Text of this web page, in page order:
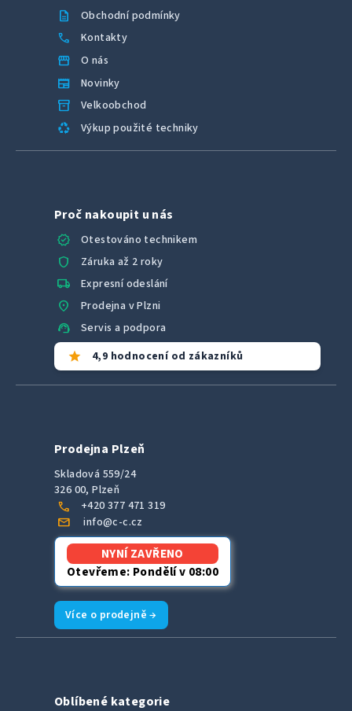
description Obchodní podmínky
call Kontakty
storefront O nás
newspaper Novinky
inventory_2 Velkoobchod
recycling Výkup použité techniky
Proč nakoupit u nás
verified
Otestováno technikem
shield Záruka až 2 roky
local_shipping Expresní odeslání
location_on Prodejna v Plzni
support_agent Servis a podpora
star 4,9 hodnocení od zákazníků
Prodejna Plzeň
Skladová 559/24
326 00, Plzeň
call +420 377 471 319
mail info@c-c.cz
NYNÍ ZAVŘENO
Otevřeme: Pondělí v 08:00
Více o prodejně →
Oblíbené kategorie